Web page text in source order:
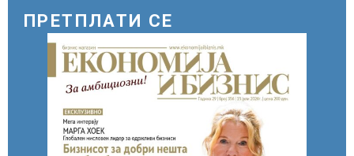
ПРЕТПЛАТИ СЕ